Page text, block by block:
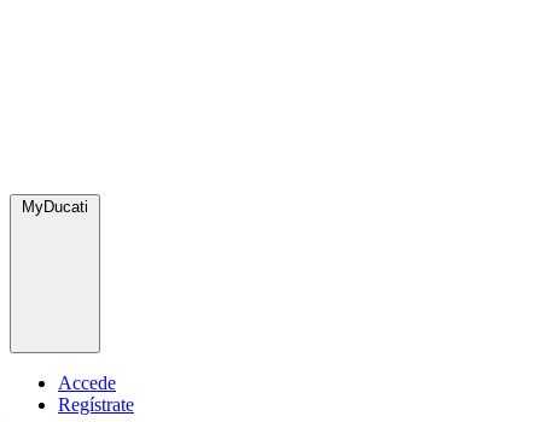
MyDucati
Accede
Regístrate